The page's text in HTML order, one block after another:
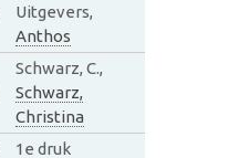
Uitgevers,
Anthos
Schwarz, C.,
Schwarz,
Christina
1e druk